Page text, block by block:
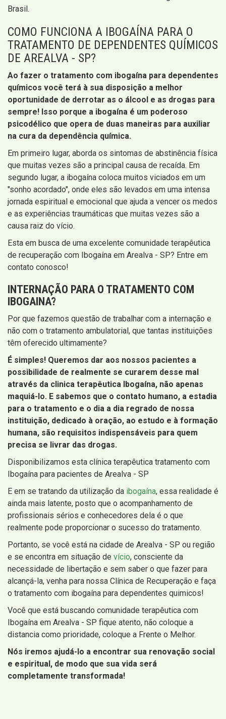
Brasil.
COMO FUNCIONA A IBOGAÍNA PARA O
TRATAMENTO DE DEPENDENTES QUÍMICOS
DE AREALVA - SP?
Ao fazer o tratamento com ibogaína para dependentes
químicos você terá à sua disposição a melhor
oportunidade de derrotar as o álcool e as drogas para
sempre! Isso porque a ibogaína é um poderoso
psicodélico que opera de duas maneiras para auxiliar
na cura da dependência química.
Em primeiro lugar, aborda os sintomas de abstinência física
que muitas vezes são a principal causa de recaída. Em
segundo lugar, a ibogaína coloca muitos viciados em um
"sonho acordado", onde eles são levados em uma intensa
jornada espiritual e emocional que ajuda a vencer os medos
e as experiências traumáticas que muitas vezes são a
causa raiz do vício.
Esta em busca de uma excelente comunidade terapêutica
de recuperação com Ibogaína em Arealva - SP? Entre em
contato conosco!
INTERNAÇÃO PARA O TRATAMENTO COM
IBOGAINA?
Por que fazemos questão de trabalhar com a internação e
não com o tratamento ambulatorial, que tantas instituições
têm oferecido ultimamente?
É simples! Queremos dar aos nossos pacientes a
possibilidade de realmente se curarem desse mal
através da clinica terapêutica Ibogaína, não apenas
maquiá-lo. E sabemos que o contato humano, a estadia
para o tratamento e o dia a dia regrado de nossa
instituição, dedicado à oração, ao estudo e à formação
humana, são requisitos indispensáveis para quem
precisa se livrar das drogas.
Disponibilizamos esta clínica terapêutica tratamento com
Ibogaína para pacientes de Arealva - SP
E em se tratando da utilização da ibogaína, essa realidade é
ainda mais latente, posto que o acompanhamento de
profissionais sérios e conhecedores dela é o que
realmente pode proporcionar o sucesso do tratamento.
Portanto, se você está na cidade de Arealva - SP ou região
e se encontra em situação de vício, consciente da
necessidade de libertação e sem saber o que fazer para
alcançá-la, venha para nossa Clínica de Recuperação e faça
o tratamento com ibogaína para dependentes quimicos!
Você que está buscando comunidade terapêutica com
Ibogaína em Arealva - SP fique atento, não coloque a
distancia como prioridade, coloque a Frente o Melhor.
Nós iremos ajudá-lo a encontrar sua renovação social
e espiritual, de modo que sua vida será
completamente transformada!